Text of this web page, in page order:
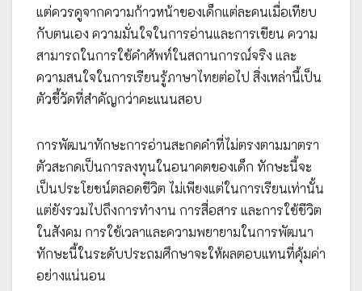
แต่ควรดูจากความก้าวหน้าของเด็กแต่ละคนเมื่อเทียบ
กับตนเอง ความมั่นใจในการอ่านและการเขียน ความ
สามารถในการใช้คำศัพท์ในสถานการณ์จริง และ
ความสนใจในการเรียนรู้ภาษาไทยต่อไป สิ่งเหล่านี้เป็น
ตัวชี้วัดที่สำคัญกว่าคะแนนสอบ
การพัฒนาทักษะการอ่านสะกดคำที่ไม่ตรงตามมาตรา
ตัวสะกดเป็นการลงทุนในอนาคตของเด็ก ทักษะนี้จะ
เป็นประโยชน์ตลอดชีวิต ไม่เพียงแต่ในการเรียนเท่านั้น
แต่ยังรวมไปถึงการทำงาน การสื่อสาร และการใช้ชีวิต
ในสังคม การใช้เวลาและความพยายามในการพัฒนา
ทักษะนี้ในระดับประถมศึกษาจะให้ผลตอบแทนที่คุ้มค่า
อย่างแน่นอน